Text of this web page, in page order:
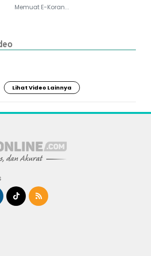
Memuat E-Koran...
Lihat Video Lainnya